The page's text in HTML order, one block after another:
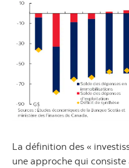
La définition des «
une approche qui